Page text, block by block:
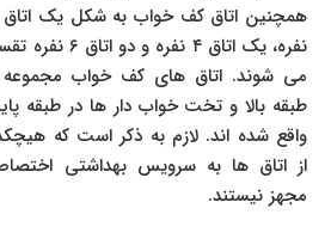
همچنین اتاق کف خواب به شکل یک اتاق
نفره، یک اتاق ۴ نفره و دو اتاق
می شوند. اتاق های کف خواب مجموعه
طبقه بالا و تخت خواب دار ها در طبقه
واقع شده اند. لازم به ذکر است که
از اتاق ها به سرویس بهداشتی
مجهز نیستند.